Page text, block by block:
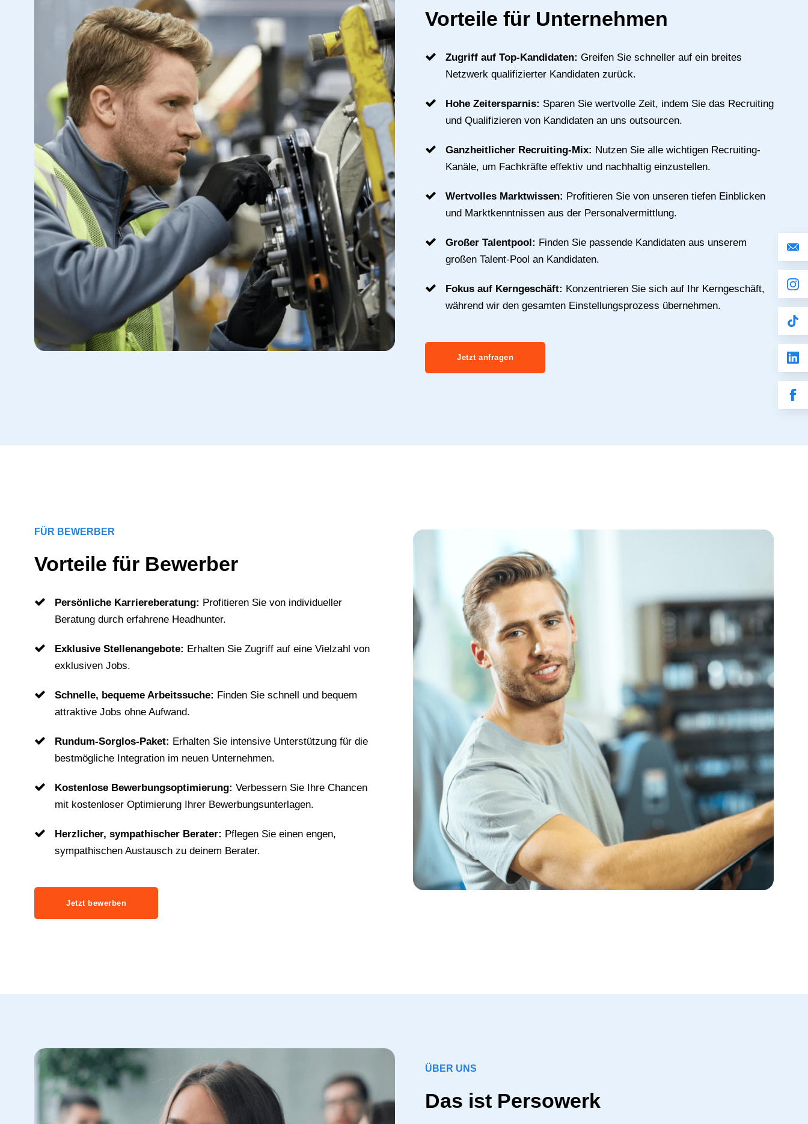
Vorteile für Unternehmen
Zugriff auf Top-Kandidaten: Greifen Sie schneller auf ein breites
Netzwerk qualifizierter Kandidaten zurück.
Hohe Zeitersparnis: Sparen Sie wertvolle Zeit, indem Sie das Recruiting
und Qualifizieren von Kandidaten an uns outsourcen.
Ganzheitlicher Recruiting-Mix: Nutzen Sie alle wichtigen Recruiting-
Kanäle, um Fachkräfte effektiv und nachhaltig einzustellen.
Wertvolles Marktwissen: Profitieren Sie von unseren tiefen Einblicken
und Marktkenntnissen aus der Personalvermittlung.
Großer Talentpool: Finden Sie passende Kandidaten aus unserem
großen Talent-Pool an Kandidaten.
Fokus auf Kerngeschäft: Konzentrieren Sie sich auf Ihr Kerngeschäft,
während wir den gesamten Einstellungsprozess übernehmen.
Jetzt anfragen
FÜR BEWERBER
Vorteile für Bewerber
Persönliche Karriereberatung: Profitieren Sie von individueller
Beratung durch erfahrene Headhunter.
Exklusive Stellenangebote: Erhalten Sie Zugriff auf eine Vielzahl von
exklusiven Jobs.
Schnelle, bequeme Arbeitssuche: Finden Sie schnell und bequem
attraktive Jobs ohne Aufwand.
Rundum-Sorglos-Paket: Erhalten Sie intensive Unterstützung für die
bestmögliche Integration im neuen Unternehmen.
Kostenlose Bewerbungsoptimierung: Verbessern Sie Ihre Chancen
mit kostenloser Optimierung Ihrer Bewerbungsunterlagen.
Herzlicher, sympathischer Berater: Pflegen Sie einen engen,
sympathischen Austausch zu deinem Berater.
Jetzt bewerben
ÜBER UNS
Das ist Persowerk